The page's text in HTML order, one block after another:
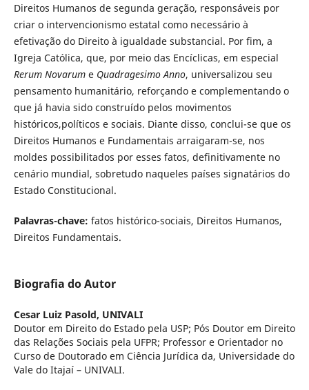
Direitos Humanos de segunda geração, responsáveis por
criar o intervencionismo estatal como necessário à
efetivação do Direito à igualdade substancial. Por fim, a
Igreja Católica, que, por meio das Encíclicas, em especial
Rerum NovarumeQuadragesimo Anno, universalizou seu
pensamento humanitário, reforçando e complementando o
que já havia sido construído pelos movimentos
históricos,políticos e sociais. Diante disso, conclui-se que os
Direitos Humanos e Fundamentais arraigaram-se, nos
moldes possibilitados por esses fatos, definitivamente no
cenário mundial, sobretudo naqueles países signatários do
Estado Constitucional.
Palavras-chave: fatos histórico-sociais, Direitos Humanos,
Direitos Fundamentais.
Biografia do Autor
Cesar Luiz Pasold, UNIVALI
Doutor em Direito do Estado pela USP; Pós Doutor em Direito
das Relações Sociais pela UFPR; Professor e Orientador no
Curso de Doutorado em Ciência Jurídica da, Universidade do
Vale do Itajaí – UNIVALI.